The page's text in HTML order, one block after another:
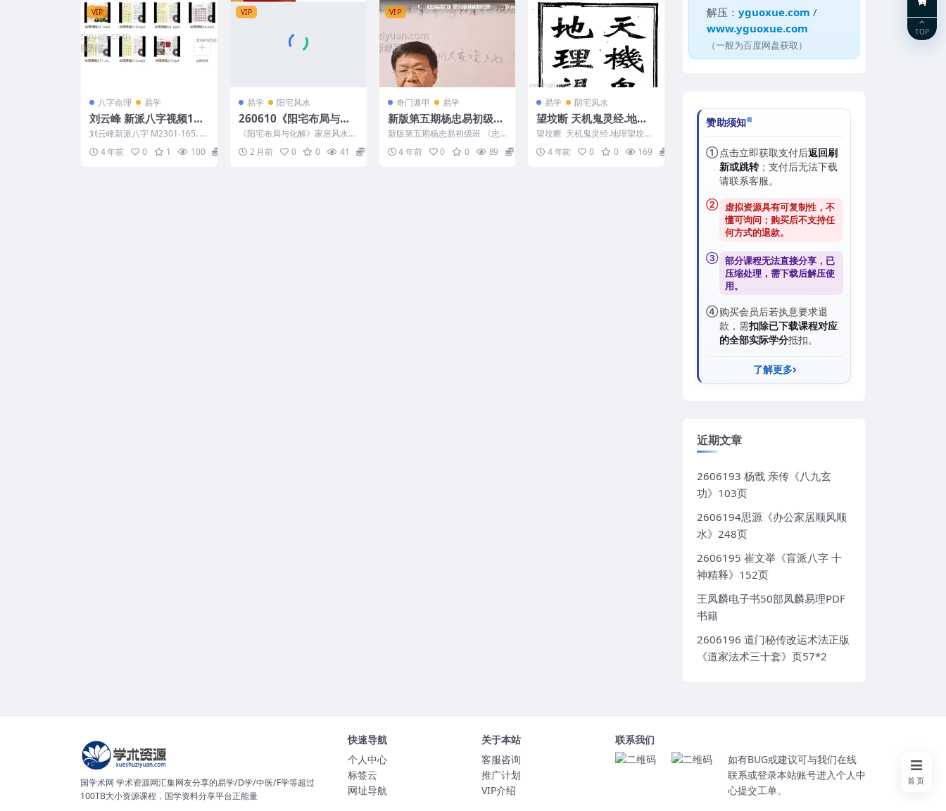
VIP
八字命理 易学
刘云峰 新派八字视频10
集
刘云峰新派八字 M2301-165. 刘
云峰 新派八字视频10集（约20
小时）主...
4 年前 0 1 100
VIP
易学 阳宅风水
260610《阳宅布局与化
解》家居风水实用指南24
9页Y
《阳宅布局与化解》家居风水实
用指南249页Y 260610 以下内
容为整理的相关...
2 月前 0 0 41
VIP
奇门遁甲 易学
新版第五期杨忠易初级班
《忠易奇门》第五期 10
节课程5视频
新版第五期杨忠易初级班 《忠
易奇门》第五期 编号：22w29
4 年前 0 0 89
易学 阴宅风水
望坟断 天机鬼灵经.地理
望坟断24页.pdf免费下载
望坟断 天机鬼灵经.地理望坟断
24页.pdf 编号：2452D212
4 年前 0 0 169
解压：yguoxue.com /
www.yguoxue.com
（一般为百度网盘获取）
赞助须知
①点击立即获取支付后返回刷
新或跳转；支付后无法下载
请联系客服。
②
虚拟资源具有可复制性，不
懂可询问；购买后不支持任
何方式的退款。
③ 部分课程无法直接分享，已
压缩处理，需下载后解压使
用。
④购买会员后若执意要求退
款，需扣除已下载课程对应
的全部实际学分抵扣。
了解更多
近期文章
2606193 杨戬 亲传《八九玄
功》103页
2606194思源《办公家居顺风顺
水》248页
2606195 崔文举《盲派八字 十
神精释》152页
王凤麟电子书50部凤麟易理PDF
书籍
2606196 道门秘传改运术法正版
《道家法术三十套》页57*2
国学术网 学术资源网汇集网友分享的易学/D学/中医/F学等超过
100TB大小资源课程，国学资料分享平台正能量
快速导航
个人中心
标签云
网址导航
关于本站
客服咨询
推广计划
VIP介绍
联系我们
如有BUG或建议可与我们在线
联系或登录本站账号进入个人中
心提交工单。
首页
TOP